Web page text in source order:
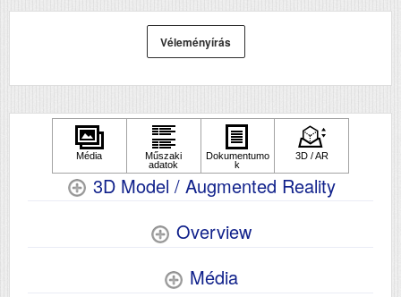
Szkennelés
igen
Véleményírás
3D Model / Augmented Reality
Overview
Média